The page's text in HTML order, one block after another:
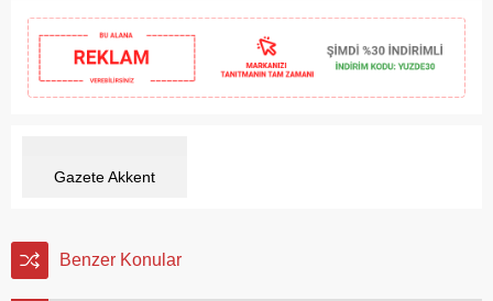
Gazete Akkent
Benzer Konular